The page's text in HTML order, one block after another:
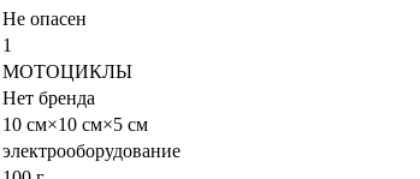
Не опасен
1
МОТОЦИКЛЫ
Нет бренда
10 см×10 см×5 см
электрооборудование